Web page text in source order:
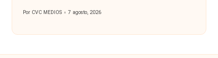
Publicado
Por CVC MEDIOS 7 agosto, 2026